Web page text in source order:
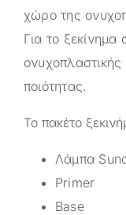
χώρο της
Για το ξεκίνημα
ποιότητας.
Το πακέτο
Λάμπα
Primer
Base